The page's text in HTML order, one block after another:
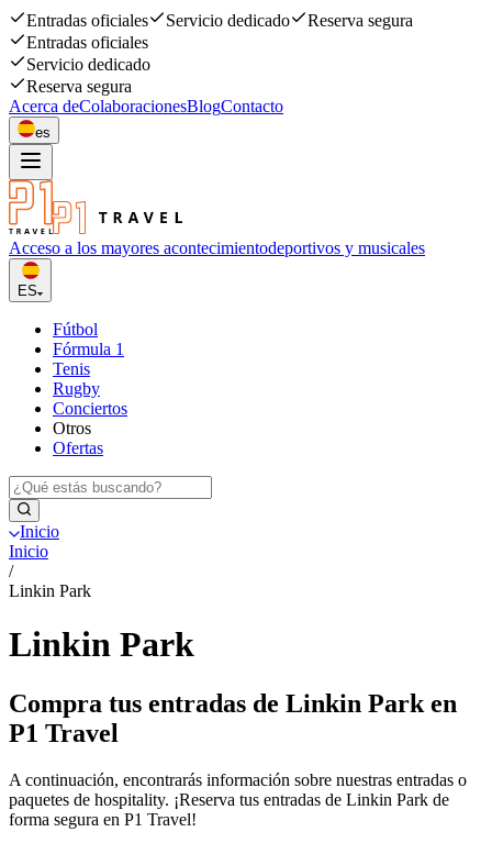
Entradas oficiales Servicio dedicado
Reserva segura
Entradas oficiales
Servicio dedicado
Reserva segura
Acerca deColaboracionesBlogContacto
es
Acceso a los mayores acontecimientodeportivos y musicales
ES
Fútbol
Fórmula 1
Tenis
Rugby
Conciertos
Otros
Ofertas
Inicio
Inicio
/
Linkin Park
Linkin Park
Compra tus entradas de Linkin Park en
P1 Travel
A continuación, encontrarás información sobre nuestras entradas o
paquetes de hospitality. ¡Reserva tus entradas de Linkin Park de
forma segura en P1 Travel!